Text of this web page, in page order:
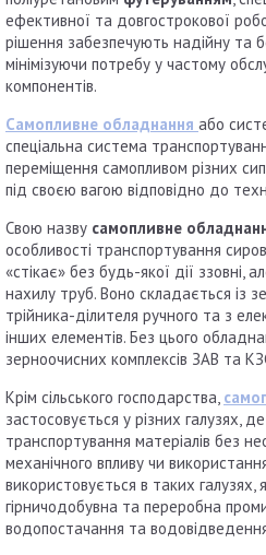
ефективної та довгострокової
рішення забезпечують надійну та
мінімізуючи потребу у частому
компонентів.
Самопливне обладнання або
спеціальна система
переміщення самопливом різних
під своєю вагою відповідно до
Свою назву самопливне
особливості транспортування
«стікає» без будь-якої дії ззовні,
нахилу труб. Воно складається із
трійника-ділителя ручного та з
інших елементів. Без цього
зерноочисних комплексів ЗАВ та
Крім сільського господарства,
застосовується у різних галузях,
транспортування матеріалів без
механічного впливу чи
використовується в таких галузях,
гірничодобувна та переробна
водопостачання та